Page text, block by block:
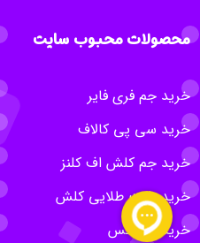
محصولات محبوب سایت
خرید جم فری فایر
خرید سی پی کالاف
خرید جم کلش اف کلنز
خرید بلیت طلایی کلش
خرید روبلاکس